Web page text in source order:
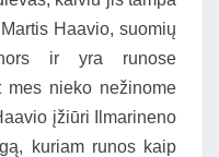
Haavio, suomių
nors ir yra runose
mes nieko nežinome
įžiūri Ilmarineno
kuriam runos kaip